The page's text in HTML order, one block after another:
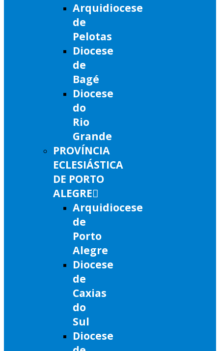
Arquidiocese
de
Pelotas
Diocese
de
Bagé
Diocese
do
Rio
Grande
PROVÍNCIA
ECLESIÁSTICA
DE PORTO
ALEGRE
Arquidiocese
de
Porto
Alegre
Diocese
de
Caxias
do
Sul
Diocese